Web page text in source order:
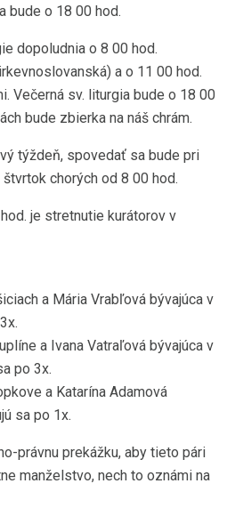
bude o 18 00 hod.
dopoludnia o 8 00 hod.
a o 11 00 hod.
Večerná sv. liturgia bude o 18 00
bude zbierka na náš chrám.
týždeň, spovedať sa bude pri
chorých od 8 00 hod.
je stretnutie kurátorov v
a Mária Vrabľová bývajúca v
a Ivana Vatraľová bývajúca v
po 3x.
a Katarína Adamová
sa po 1x.
právnu prekážku, aby tieto pári
manželstvo, nech to oznámi na